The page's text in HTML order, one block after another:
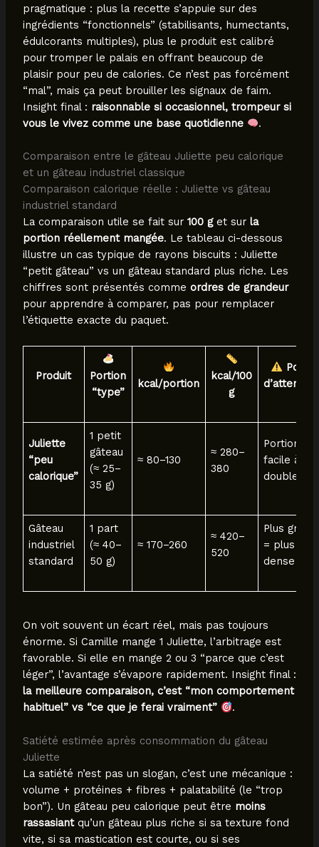
pragmatique : plus la recette s’appuie sur des
ingrédients “fonctionnels” (stabilisants, humectants,
édulcorants multiples), plus le produit est calibré
pour tromper le palais en offrant beaucoup de
plaisir pour peu de calories. Ce n’est pas forcément
“mal”, mais ça peut brouiller les signaux de faim.
Insight final : raisonnable si occasionnel, trompeur si
vous le vivez comme une base quotidienne
.
Comparaison entre le gâteau Juliette peu calorique
et un gâteau industriel classique
Comparaison calorique réelle : Juliette vs gâteau
industriel standard
La comparaison utile se fait sur 100 get sur la
portion réellement mangée. Le tableau ci-dessous
illustre un cas typique de rayons biscuits : Juliette
“petit gâteau” vs un gâteau standard plus riche. Les
chiffres sont présentés comme ordres de grandeur
pour apprendre à comparer, pas pour remplacer
l’étiquette exacte du paquet.
Produit
Portion
“type”
kcal/portion
kcal/100
g
Point
d’attention
Juliette
“peu
calorique”
1 petit
gâteau
(≈ 25–
35 g)
≈ 80–130
≈ 280–
380
Portion
facile à
doubler
Gâteau
industriel
standard
1 part
(≈ 40–
50 g)
≈ 170–260
≈ 420–
520
Plus gras
= plus
dense
On voit souvent un écart réel, mais pas toujours
énorme. Si Camille mange 1 Juliette, l’arbitrage est
favorable. Si elle en mange 2 ou 3 “parce que c’est
léger”, l’avantage s’évapore rapidement. Insight final :
la meilleure comparaison, c’est “mon comportement
habituel” vs “ce que je ferai vraiment”
.
Satiété estimée après consommation du gâteau
Juliette
La satiété n’est pas un slogan, c’est une mécanique :
volume + protéines + fibres + palatabilité (le “trop
bon”). Un gâteau peu calorique peut être moins
rassasiantqu’un gâteau plus riche si sa texture fond
vite, si sa mastication est courte, ou si ses